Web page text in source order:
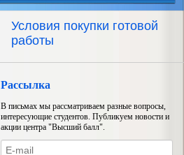
Условия покупки готовой
работы
Рассылка
В письмах мы рассматриваем разные вопросы,
интересующие студентов. Публикуем новости и
акции центра "Высший балл".